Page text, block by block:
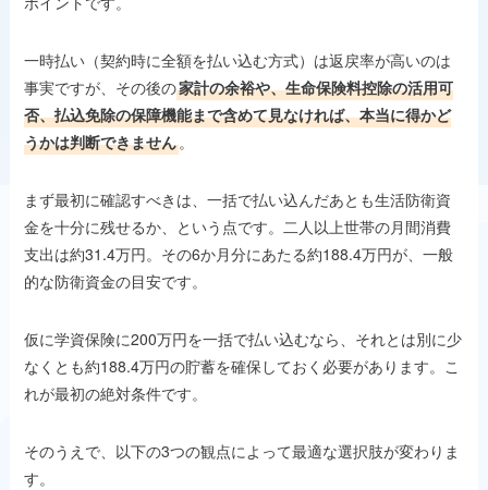
一時払い（契約時に全額を払い込む方式）は返戻率が高いのは
事実ですが、その後の家計の余裕や、生命保険料控除の活用可
否、払込免除の保障機能まで含めて見なければ、本当に得かど
うかは判断できません。
まず最初に確認すべきは、一括で払い込んだあとも生活防衛資
金を十分に残せるか、という点です。二人以上世帯の月間消費
支出は約31.4万円。その6か月分にあたる約188.4万円が、一般
的な防衛資金の目安です。
仮に学資保険に200万円を一括で払い込むなら、それとは別に少
なくとも約188.4万円の貯蓄を確保しておく必要があります。こ
れが最初の絶対条件です。
そのうえで、以下の3つの観点によって最適な選択肢が変わりま
す。